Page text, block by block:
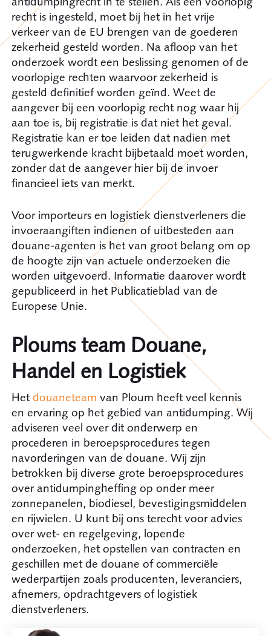
recht is ingesteld, moet bij het in het vrije
verkeer van de EU brengen van de goederen
zekerheid gesteld worden. Na afloop van het
onderzoek wordt een beslissing genomen of de
voorlopige rechten waarvoor zekerheid is
gesteld definitief worden geïnd. Weet de
aangever bij een voorlopig recht nog waar hij
aan toe is, bij registratie is dat niet het geval.
Registratie kan er toe leiden dat nadien met
terugwerkende kracht bijbetaald moet worden,
zonder dat de aangever hier bij de invoer
financieel iets van merkt.
Voor importeurs en logistiek dienstverleners die
invoeraangiften indienen of uitbesteden aan
douane-agenten is het van groot belang om op
de hoogte zijn van actuele onderzoeken die
worden uitgevoerd. Informatie daarover wordt
gepubliceerd in het Publicatieblad van de
Europese Unie.
Ploums team Douane,
Handel en Logistiek
Hetdouaneteam van Ploum heeft veel kennis
en ervaring op het gebied van antidumping. Wij
adviseren veel over dit onderwerp en
procederen in beroepsprocedures tegen
navorderingen van de douane. Wij zijn
betrokken bij diverse grote beroepsprocedures
over antidumpingheffing op onder meer
zonnepanelen, biodiesel, bevestigingsmiddelen
en rijwielen. U kunt bij ons terecht voor advies
over wet- en regelgeving, lopende
onderzoeken, het opstellen van contracten en
geschillen met de douane of commerciële
wederpartijen zoals producenten, leveranciers,
afnemers, opdrachtgevers of logistiek
dienstverleners.